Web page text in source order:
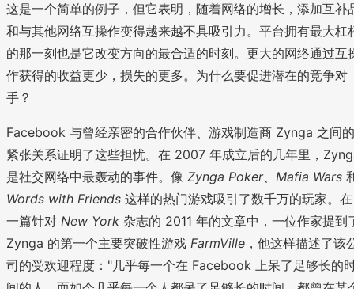
这是一个简单的例子，但它表明，随着网络的增长，添加互补
和与其他网络互操作变得越来越不具吸引力。平台拥有最大杠
的那一刻也是它改变方向的最合适的时刻。更大的网络通过互
作获得的收益更少，损失的更多。为什么要促进潜在的竞争对
手？
Facebook 与曾经亲密的合作伙伴、游戏制造商 Zynga 之间的
紧张关系证明了这些担忧。在 2007 年成立后的几年里，
是社交网络中最轰动的事件。像 Zynga Poker、 Mafia Wars
Words with Friends 这样的热门游戏吸引了数千万的玩家。在
一篇针对 New York 杂志的 2011 年的文章中，一位作家提到
Zynga 的第一个主要突破性游戏 FarmVille ，他这样描述了该
司的受欢迎程度："几乎每一个在 Facebook 上呆了足够长的